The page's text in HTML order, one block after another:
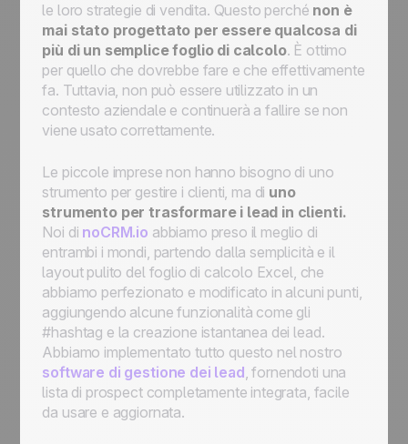
le loro strategie di vendita. Questo perché non è
mai stato progettato per essere qualcosa di
più di un semplice foglio di calcolo. È ottimo
per quello che dovrebbe fare e che effettivamente
fa. Tuttavia, non può essere utilizzato in un
contesto aziendale e continuerà a fallire se non
viene usato correttamente.
Le piccole imprese non hanno bisogno di uno
strumento per gestire i clienti, ma di uno
strumento per trasformare i lead in clienti.
Noi di noCRM.io abbiamo preso il meglio di
entrambi i mondi, partendo dalla semplicità e il
layout pulito del foglio di calcolo Excel, che
abbiamo perfezionato e modificato in alcuni punti,
aggiungendo alcune funzionalità come gli
#hashtag e la creazione istantanea dei lead.
Abbiamo implementato tutto questo nel nostro
software di gestione dei lead, fornendoti una
lista di prospect completamente integrata, facile
da usare e aggiornata.